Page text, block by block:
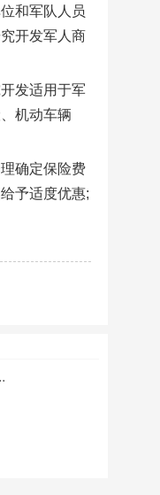
和军队人员
开发军人商
发适用于军
机动车辆
确定保险费
予适度优惠;